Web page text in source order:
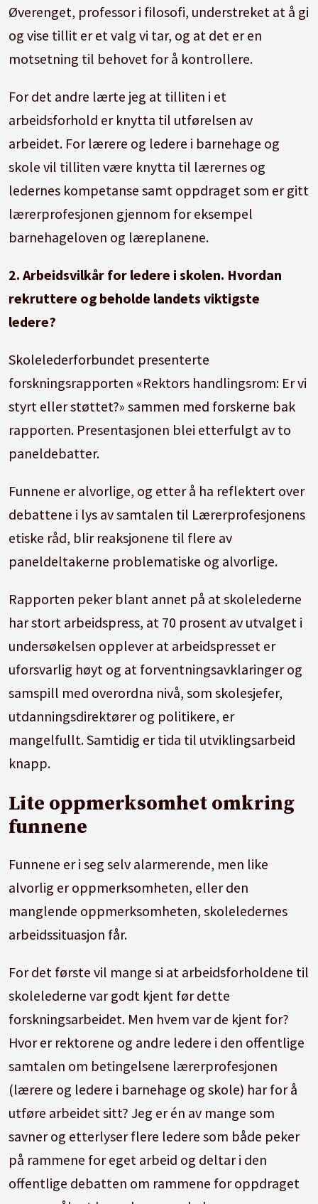
Øverenget, professor i filosofi, understreket at å gi
og vise tillit er et valg vi tar, og at det er en
motsetning til behovet for å kontrollere.
For det andre lærte jeg at tilliten i et
arbeidsforhold er knytta til utførelsen av
arbeidet. For lærere og ledere i barnehage og
skole vil tilliten være knytta til lærernes og
ledernes kompetanse samt oppdraget som er gitt
lærerprofesjonen gjennom for eksempel
barnehageloven og læreplanene.
2. Arbeidsvilkår for ledere i skolen. Hvordan
rekruttere og beholde landets viktigste
ledere?
Skolelederforbundet presenterte
forskningsrapporten «Rektors handlingsrom: Er vi
styrt eller støttet?» sammen med forskerne bak
rapporten. Presentasjonen blei etterfulgt av to
paneldebatter.
Funnene er alvorlige, og etter å ha reflektert over
debattene i lys av samtalen til Lærerprofesjonens
etiske råd, blir reaksjonene til flere av
paneldeltakerne problematiske og alvorlige.
Rapporten peker blant annet på at skolelederne
har stort arbeidspress, at 70 prosent av utvalget i
undersøkelsen opplever at arbeidspresset er
uforsvarlig høyt og at forventningsavklaringer og
samspill med overordna nivå, som skolesjefer,
utdanningsdirektører og politikere, er
mangelfullt. Samtidig er tida til utviklingsarbeid
knapp.
Lite oppmerksomhet omkring
funnene
Funnene er i seg selv alarmerende, men like
alvorlig er oppmerksomheten, eller den
manglende oppmerksomheten, skoleledernes
arbeidssituasjon får.
For det første vil mange si at arbeidsforholdene til
skolelederne var godt kjent før dette
forskningsarbeidet. Men hvem var de kjent for?
Hvor er rektorene og andre ledere i den offentlige
samtalen om betingelsene lærerprofesjonen
(lærere og ledere i barnehage og skole) har for å
utføre arbeidet sitt? Jeg er én av mange som
savner og etterlyser flere ledere som både peker
på rammene for eget arbeid og deltar i den
offentlige debatten om rammene for oppdraget